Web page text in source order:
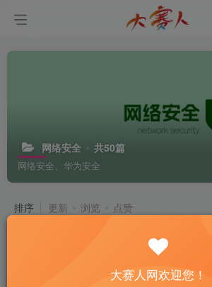
网络安全 共50篇
网络安全、华为安全
排序 更新 浏览 点赞
第1章 网络攻击模
大赛人网欢迎您！